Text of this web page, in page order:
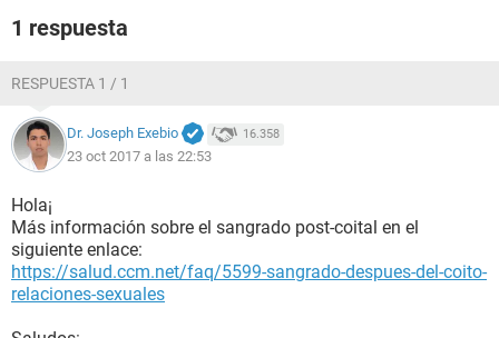
1 respuesta
RESPUESTA 1 / 1
Dr. Joseph Exebio 16.358
23 oct 2017 a las 22:53
Hola¡
Más información sobre el sangrado post-coital en el
siguiente enlace:
https://salud.ccm.net/faq/5599-sangrado-despues-del-coito-
relaciones-sexuales